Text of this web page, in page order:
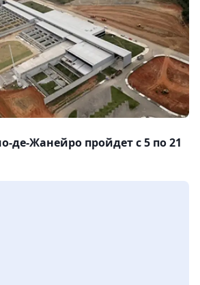
де-Жанейро пройдет с 5 по 21